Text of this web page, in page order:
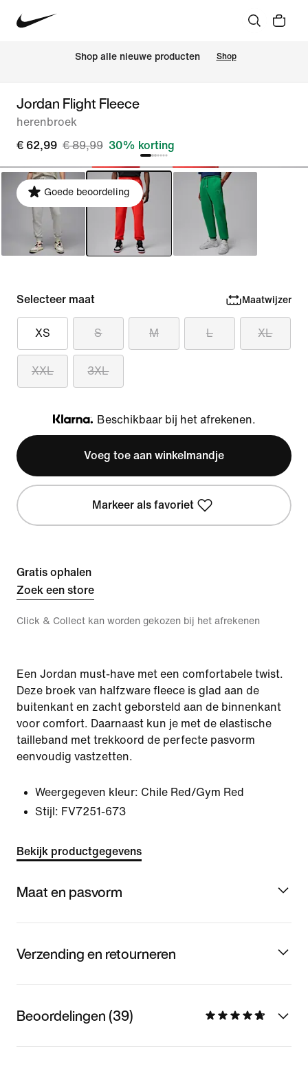
Shop alle nieuwe producten Shop
Jordan Flight Fleece
herenbroek
€ 62,99 € 89,99 30% korting
Goede beoordeling
Selecteer maat Maatwijzer
XS S M L XL
XXL 3XL
Klarna
Beschikbaar bij het afrekenen.
Voeg toe aan winkelmandje
Markeer als favoriet
Gratis ophalen
Zoek een store
Click & Collect kan worden gekozen bij het afrekenen
Een Jordan must-have met een comfortabele twist.
Deze broek van halfzware fleece is glad aan de
buitenkant en zacht geborsteld aan de binnenkant
voor comfort. Daarnaast kun je met de elastische
tailleband met trekkoord de perfecte pasvorm
eenvoudig vastzetten.
Weergegeven kleur: Chile Red/Gym Red
Stijl: FV7251-673
Bekijk productgegevens
Maat en pasvorm
Verzending en retourneren
Beoordelingen (39)